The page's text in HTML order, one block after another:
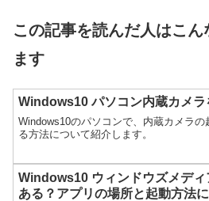
この記事を読んだ人はこ
ます
Windows10 パソコン内蔵カメ
Windows10のパソコンで、内蔵カメラ
る方法について紹介します。
Windows10 ウィンドウズメディ
ある？アプリの場所と起動方法